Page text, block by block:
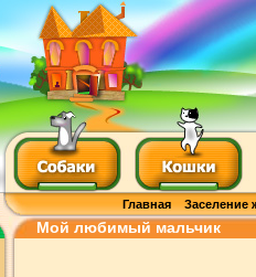
Главная Заселение
Мой любимый мальчик